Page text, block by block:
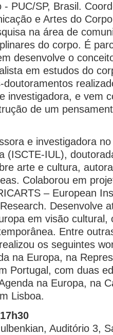
- PUC/SP, Brasil.
e Artes do
na área de
do corpo. É
desenvolve o
em estudos do
investigadora, e vem
de um
e investigadora
(ISCTE-IUL),
arte e cultura,
Colaborou em
– European
Desenvolve
em visão cultural,
Entre
os seguintes
na Europa, na
Portugal, com duas
na Europa, na
Lisboa.
Auditório 3,